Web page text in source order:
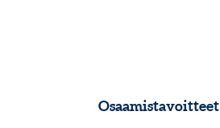
Osaamistavoitteet